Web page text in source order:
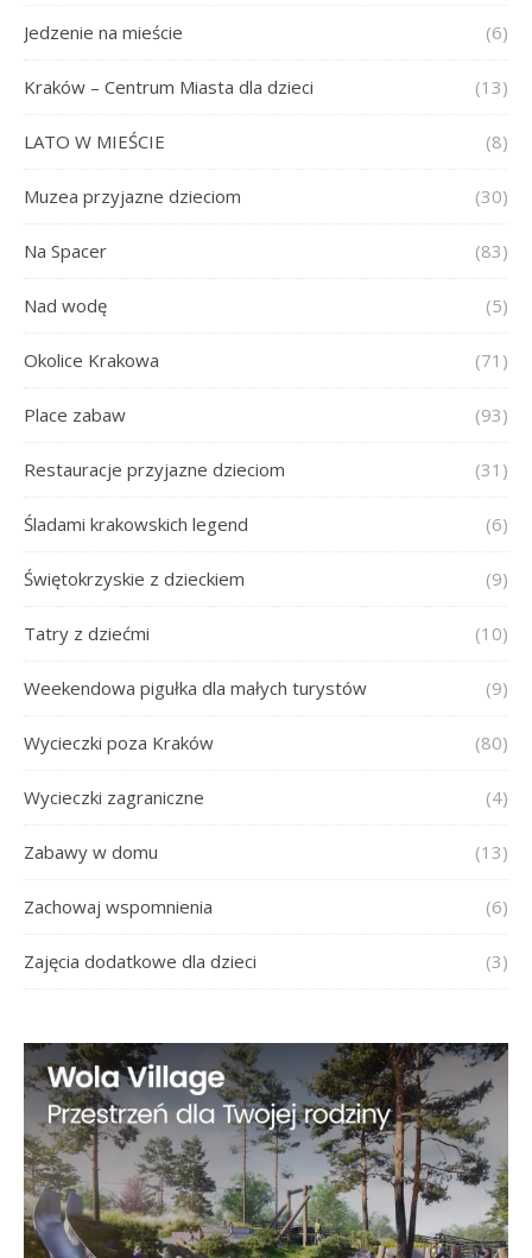
Jedzenie na mieście (6)
Kraków – Centrum Miasta dla dzieci (13)
LATO W MIEŚCIE (8)
Muzea przyjazne dzieciom (30)
Na Spacer (83)
Nad wodę (5)
Okolice Krakowa (71)
Place zabaw (93)
Restauracje przyjazne dzieciom (31)
Śladami krakowskich legend (6)
Świętokrzyskie z dzieckiem (9)
Tatry z dziećmi (10)
Weekendowa pigułka dla małych turystów (9)
Wycieczki poza Kraków (80)
Wycieczki zagraniczne (4)
Zabawy w domu (13)
Zachowaj wspomnienia (6)
Zajęcia dodatkowe dla dzieci (3)